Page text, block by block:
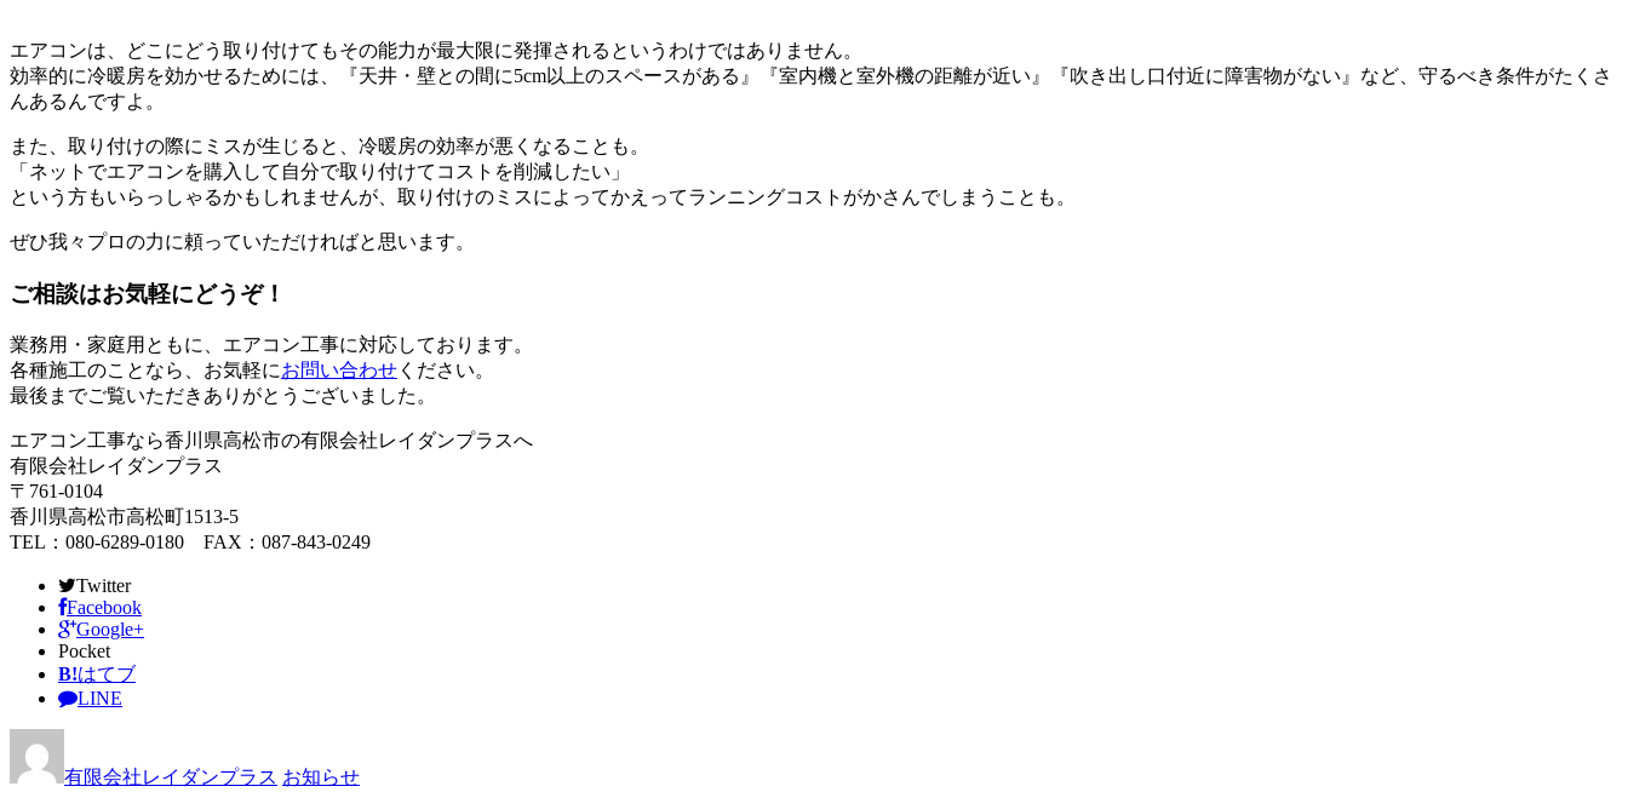
エアコンは、どこにどう取り付けてもその能力が最大限に発揮されるというわけではありません。
効率的に冷暖房を効かせるためには、『天井・壁との間に5cm以上のスペースがある』『室内機と室外機の距離が近い』『吹き出し口付近に障害物がない』など、守るべき条件がたくさ
んあるんですよ。
また、取り付けの際にミスが生じると、冷暖房の効率が悪くなることも。
「ネットでエアコンを購入して自分で取り付けてコストを削減したい」
という方もいらっしゃるかもしれませんが、取り付けのミスによってかえってランニングコストがかさんでしまうことも。
ぜひ我々プロの力に頼っていただければと思います。
ご相談はお気軽にどうぞ！
業務用・家庭用ともに、エアコン工事に対応しております。
各種施工のことなら、お気軽にお問い合わせ ください。
最後までご覧いただきありがとうございました。
エアコン工事なら香川県高松市の有限会社レイダンプラスへ
有限会社レイダンプラス
〒761-0104
香川県高松市高松町1513-5
TEL：080-6289-0180 FAX：087-843-0249
Twitter
Facebook
Google+
Pocket
B!はてブ
LINE
有限会社レイダンプラス お知らせ